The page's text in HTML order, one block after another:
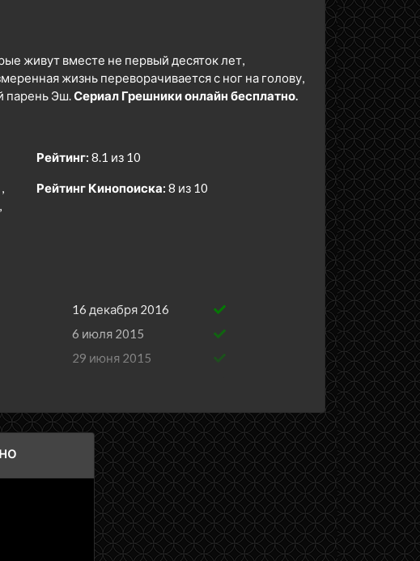
живут вместе не первый десяток лет,
жизнь переворачивается с ног на голову,
парень Эш.Сериал Грешники онлайн бесплатно.
Рейтинг: 8.1 из 10
Рейтинг Кинопоиска: 8 из 10
16 декабря 2016
6 июля 2015
29 июня 2015
8 июня 2015
1 июня 2015
16 декабря 2016
27 декабря 2013
10 июня 2013
3 июня 2013